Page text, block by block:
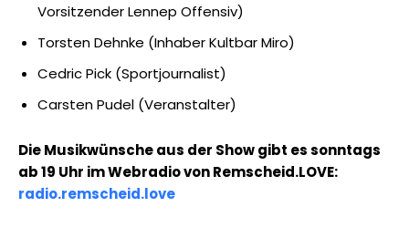
Vorsitzender Lennep Offensiv)
Torsten Dehnke (Inhaber Kultbar Miro)
Cedric Pick (Sportjournalist)
Carsten Pudel (Veranstalter)
Die Musikwünsche aus der Show gibt es sonntags
ab 19 Uhr im Webradio von Remscheid.LOVE:
radio.remscheid.love